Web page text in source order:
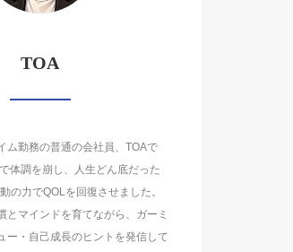
TOA
ム勤務の普通の会社員、TOAで
体調を崩し、人生どん底だった
の力でQOLを回復させました。
とマインドを育てながら、ガーミ
ー・自己成長のヒントを発信して